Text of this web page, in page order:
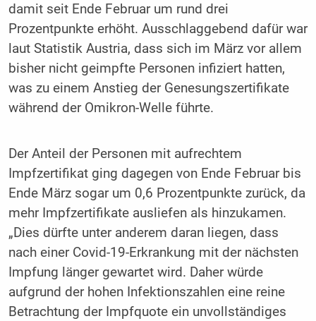
damit seit Ende Februar um rund drei
Prozentpunkte erhöht. Ausschlaggebend dafür war
laut Statistik Austria, dass sich im März vor allem
bisher nicht geimpfte Personen infiziert hatten,
was zu einem Anstieg der Genesungszertifikate
während der Omikron-Welle führte.
Der Anteil der Personen mit aufrechtem
Impfzertifikat ging dagegen von Ende Februar bis
Ende März sogar um 0,6 Prozentpunkte zurück, da
mehr Impfzertifikate ausliefen als hinzukamen.
„Dies dürfte unter anderem daran liegen, dass
nach einer Covid-19-Erkrankung mit der nächsten
Impfung länger gewartet wird. Daher würde
aufgrund der hohen Infektionszahlen eine reine
Betrachtung der Impfquote ein unvollständiges